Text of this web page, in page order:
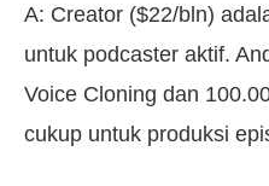
A: Creator ($22/bln)
untuk podcaster aktif.
Voice Cloning dan
cukup untuk produksi